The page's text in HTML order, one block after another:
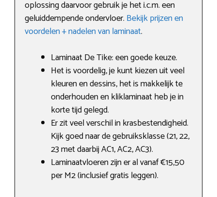
oplossing daarvoor gebruik je het i.c.m. een
geluiddempende ondervloer. Bekijk prijzen en
voordelen + nadelen van laminaat.
Laminaat De Tike: een goede keuze.
Het is voordelig, je kunt kiezen uit veel
kleuren en dessins, het is makkelijk te
onderhouden en kliklaminaat heb je in
korte tijd gelegd.
Er zit veel verschil in krasbestendigheid.
Kijk goed naar de gebruiksklasse (21, 22,
23 met daarbij AC1, AC2, AC3).
Laminaatvloeren zijn er al vanaf €15,50
per M2 (inclusief gratis leggen).